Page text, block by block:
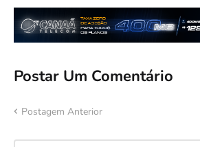
Postar Um Comentário
Postagem Anterior